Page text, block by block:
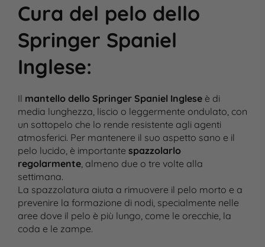
Cura del pelo dello
Springer Spaniel
Inglese:
Il mantello dello Springer Spaniel Ingleseè di
media lunghezza, liscio o leggermente ondulato, con
un sottopelo che lo rende resistente agli agenti
atmosferici. Per mantenere il suo aspetto sano e il
pelo lucido, è importante spazzolarlo
regolarmente, almeno due o tre volte alla
settimana.
La spazzolatura aiuta a rimuovere il pelo morto e a
prevenire la formazione di nodi, specialmente nelle
aree dove il pelo è più lungo, come le orecchie, la
coda e le zampe.